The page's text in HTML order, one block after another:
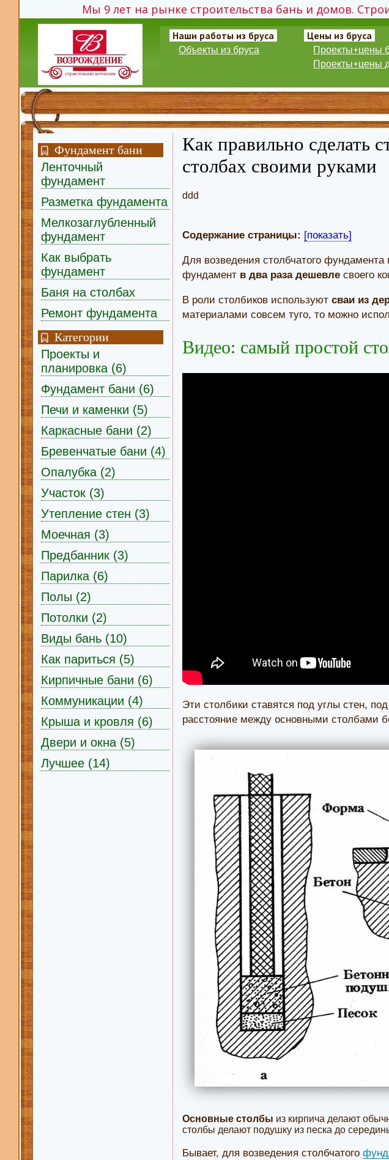
Мы 9 лет на рынке строительства бань и домов.
Наши работы из бруса
Объекты из бруса
Цены из бруса
Проекты+цены
Проекты+цены
Фундамент бани
Ленточный
фундамент
Разметка фундамента
Мелкозаглубленный
фундамент
Как выбрать
фундамент
Баня на столбах
Ремонт фундамента
Категории
Проекты и
планировка (6)
Фундамент бани (6)
Печи и каменки (5)
Каркасные бани (2)
Бревенчатые бани (4)
Опалубка (2)
Участок (3)
Утепление стен (3)
Моечная (3)
Предбанник (3)
Парилка (6)
Полы (2)
Потолки (2)
Виды бань (10)
Как париться (5)
Кирпичные бани (6)
Коммуникации (4)
Крыша и кровля (6)
Двери и окна (5)
Лучшее (14)
Как правильно сделать
столбах своими руками
ddd
Содержание страницы: [показать]
Для возведения столбчатого
фундамент в два раза дешевле своего
В роли столбиков используют сваи из
материалами совсем туго, то можно
Видео: самый простой
Эти столбики ставятся под углы стен,
расстояние между основными столбами
Основные столбы из кирпича делают
столбы делают подушку из песка до
Бывает, для возведения столбчатого